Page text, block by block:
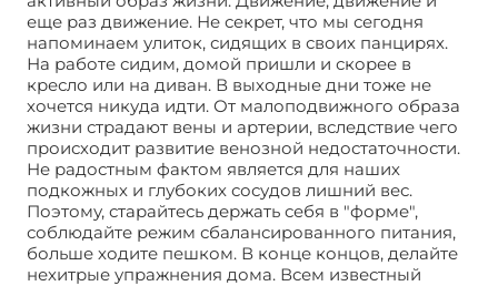
еще раз движение. Не секрет, что мы сегодня
напоминаем улиток, сидящих в своих панцирях.
На работе сидим, домой пришли и скорее в
кресло или на диван. В выходные дни тоже не
хочется никуда идти. От малоподвижного образа
жизни страдают вены и артерии, вследствие чего
происходит развитие венозной недостаточности.
Не радостным фактом является для наших
подкожных и глубоких сосудов лишний вес.
Поэтому, старайтесь держать себя в "форме",
соблюдайте режим сбалансированного питания,
больше ходите пешком. В конце концов, делайте
нехитрые упражнения дома. Всем известный